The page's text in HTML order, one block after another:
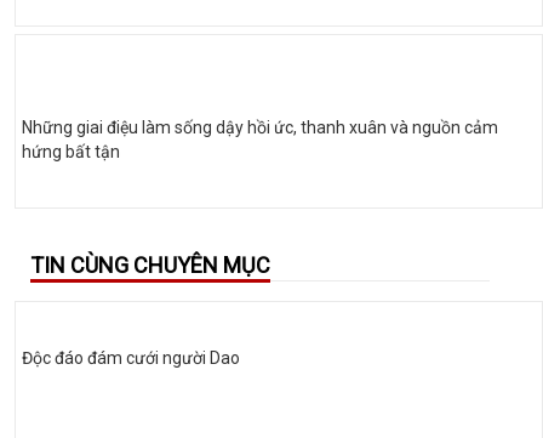
Những giai điệu làm sống dậy hồi ức, thanh xuân và nguồn cảm
hứng bất tận
TIN CÙNG CHUYÊN MỤC
Độc đáo đám cưới người Dao